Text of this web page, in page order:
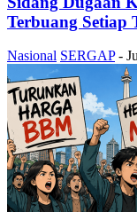
Terbuang Setiap
Nasional SERGAP -